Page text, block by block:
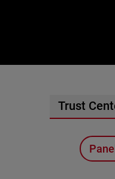
Trust